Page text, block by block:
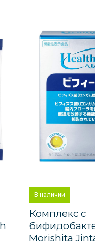
В наличии
Комплекс с
Morishita